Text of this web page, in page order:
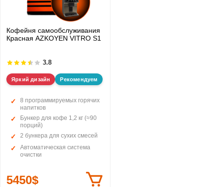
Кофейня самообслуживания
Красная AZKOYEN VITRO S1
3.8
Яркий дизайн Рекомендуем
8 программируемых горячих
напитков
Бункер для кофе 1,2 кг (≈90
порций)
2 бункера для сухих смесей
Автоматическая система
очистки
5450$